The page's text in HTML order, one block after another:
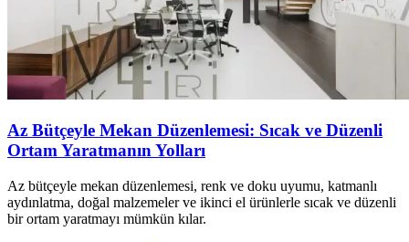
Az Bütçeyle Mekan Düzenlemesi: Sıcak ve Düzenli
Ortam Yaratmanın Yolları
Az bütçeyle mekan düzenlemesi, renk ve doku uyumu, katmanlı
aydınlatma, doğal malzemeler ve ikinci el ürünlerle sıcak ve düzenli
bir ortam yaratmayı mümkün kılar.